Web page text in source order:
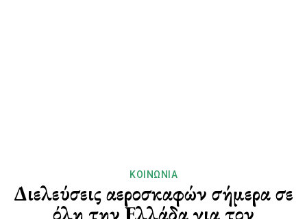
ΚΟΙΝΩΝΊΑ
Διελεύσεις αεροσκαφών σήμερα σε